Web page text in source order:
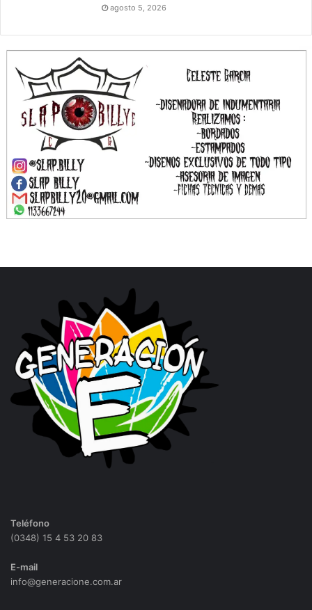
agosto 5, 2026
Teléfono
(0348) 15 4 53 20 83
E-mail
info@generacione.com.ar